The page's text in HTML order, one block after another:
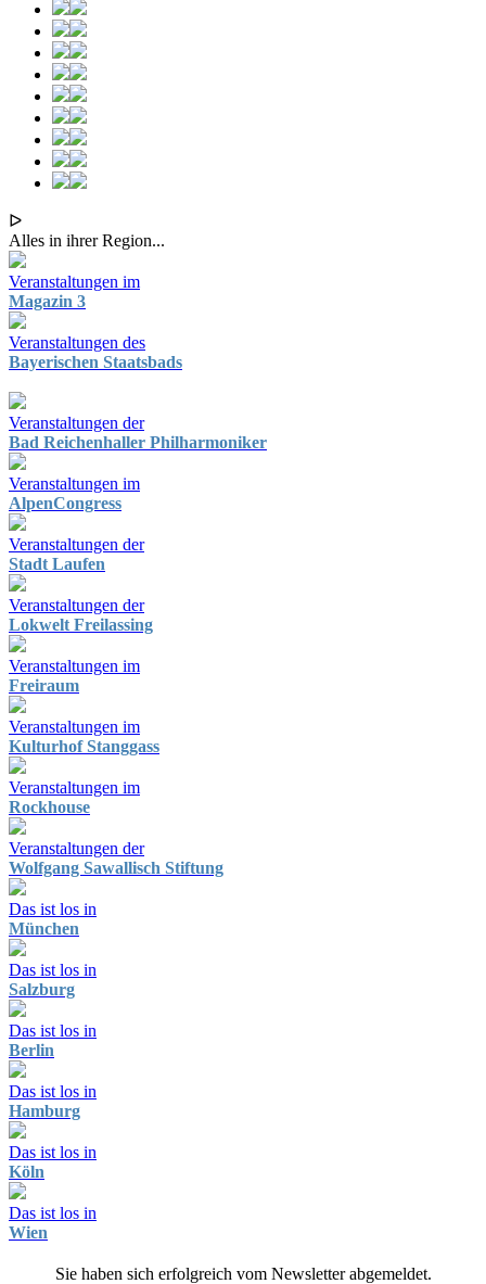
ᐅ
Alles in ihrer Region...
Veranstaltungen im
Magazin 3
Veranstaltungen des
Bayerischen Staatsbads
Veranstaltungen der
Bad Reichenhaller Philharmoniker
Veranstaltungen im
AlpenCongress
Veranstaltungen der
Stadt Laufen
Veranstaltungen der
Lokwelt Freilassing
Veranstaltungen im
Freiraum
Veranstaltungen im
Kulturhof Stanggass
Veranstaltungen im
Rockhouse
Veranstaltungen der
Wolfgang Sawallisch Stiftung
Das ist los in
München
Das ist los in
Salzburg
Das ist los in
Berlin
Das ist los in
Hamburg
Das ist los in
Köln
Das ist los in
Wien
Sie haben sich erfolgreich vom Newsletter abgemeldet.